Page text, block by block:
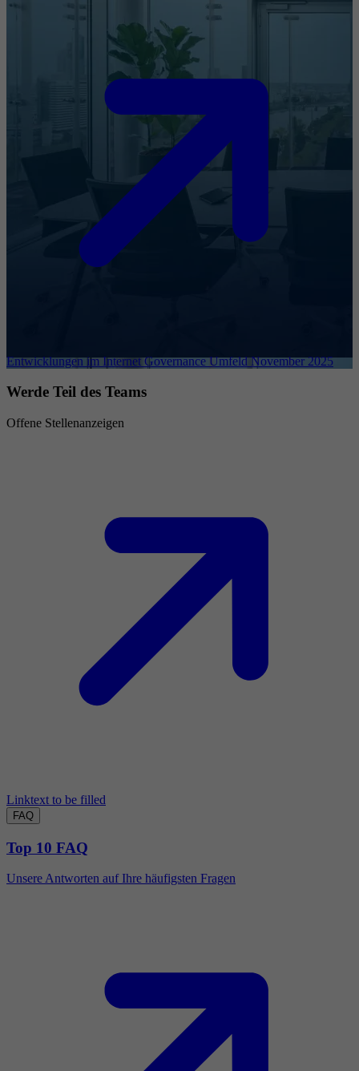
Entwicklungen im Internet Governance Umfeld November 2025
Werde Teil des Teams
Offene Stellenanzeigen
Linktext to be filled
FAQ
Top 10 FAQ
Unsere Antworten auf Ihre häufigsten Fragen